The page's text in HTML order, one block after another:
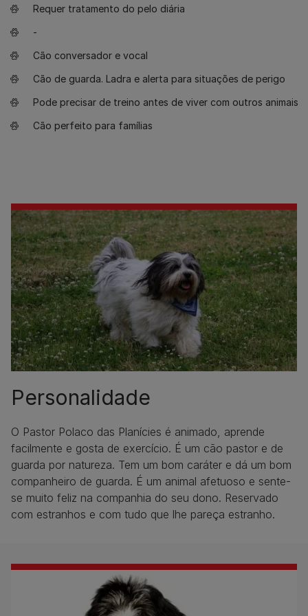
Requer tratamento do pelo diária
-
Cão conversador e vocal
Cão de guarda. Ladra e alerta para situações de perigo
Pode precisar de treino antes de viver com outros animais
Cão perfeito para famílias
Personalidade
O Pastor Polaco das Planícies é animado, aprende
facilmente e gosta de exercício. É um cão pastor e de
guarda por natureza. Tem um bom caráter e dá um bom
companheiro de guarda. É um animal afetuoso e sente-
se muito feliz na companhia do seu dono. Reservado
com estranhos e com tudo que lhe pareça estranho.